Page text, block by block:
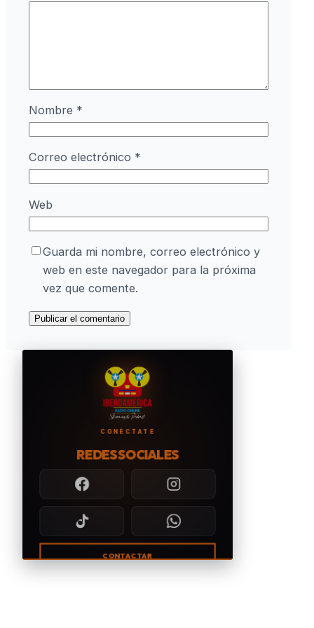
Nombre *
Correo electrónico *
Web
Guarda mi nombre, correo electrónico y
web en este navegador para la próxima
vez que comente.
CONÉCTATE
REDES SOCIALES
CONTACTAR